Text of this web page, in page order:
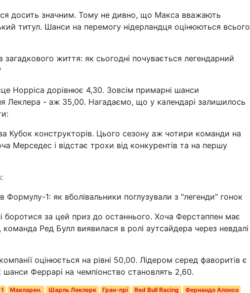
досить значним. Тому не дивно, що Макса вважають
титул. Шанси на перемогу нідерландця оцінюються всього
загадкового життя: як сьогодні почувається легендарний
Норріса дорівнює 4,30. Зовсім примарні шанси
Леклера - аж 35,00. Нагадаємо, що у календарі залишилось
Кубок конструкторів. Цього сезону аж чотири команди на
Мерседес і відстає трохи від конкурентів та на першу
Формулу-1: як вболівальники поглузували з "легенди" гонок
боротися за цей приз до останнього. Хоча Ферстаппен має
Ред Булл виявилася в ролі аутсайдера через невдалі
оцінюється на рівні 50,00. Лідером серед фаворитів є
шанси Феррарі на чемпіонство становлять 2,60.
Макларен. Шарль Леклерк Гран-прі Red Bull Racing Фернандо Алонсо